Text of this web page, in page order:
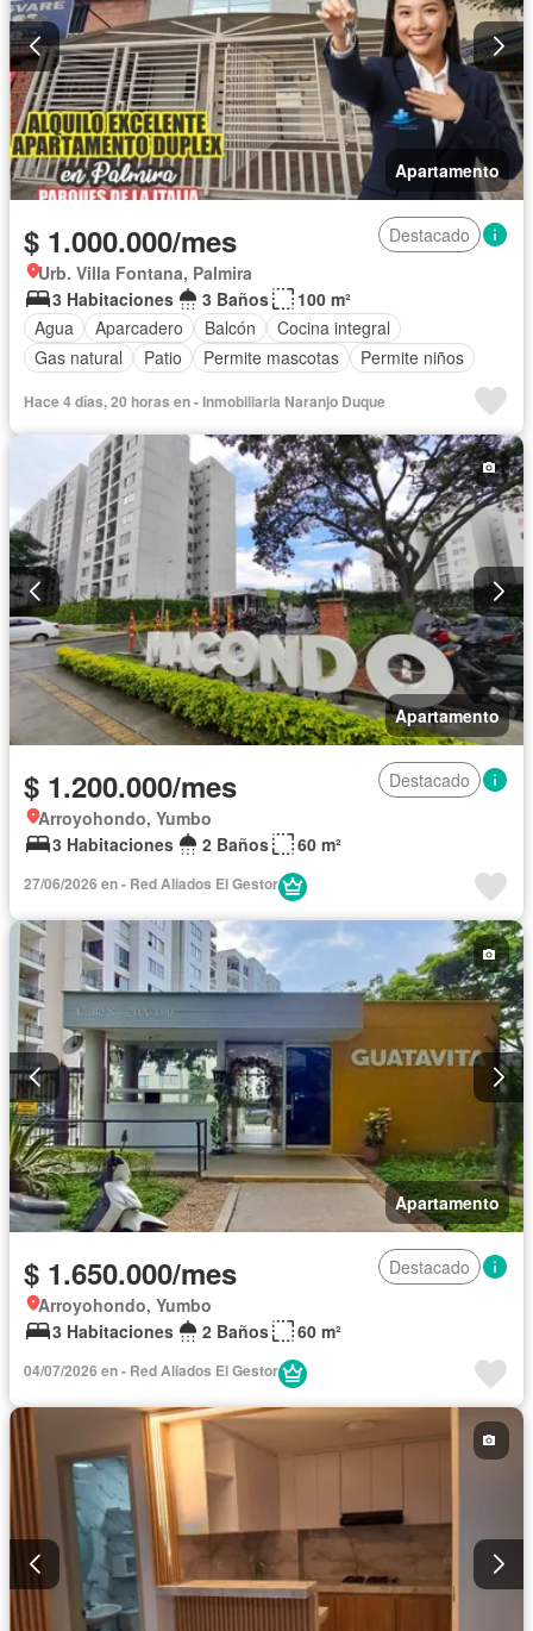
Apartamento
$ 1.000.000/mes
Destacado
Urb. Villa Fontana, Palmira
3 Habitaciones
3 Baños
100 m²
Agua
Aparcadero Balcón
Cocina integral
Gas natural
Patio Permite mascotas Permite niños
Hace 4 días, 20 horas en - Inmobiliaria Naranjo Duque
Apartamento
$ 1.200.000/mes
Destacado
Arroyohondo, Yumbo
3 Habitaciones
2 Baños 60 m²
27/06/2026 en - Red Aliados El Gestor
Apartamento
$ 1.650.000/mes
Destacado
Arroyohondo, Yumbo
3 Habitaciones
2 Baños 60 m²
04/07/2026 en - Red Aliados El Gestor